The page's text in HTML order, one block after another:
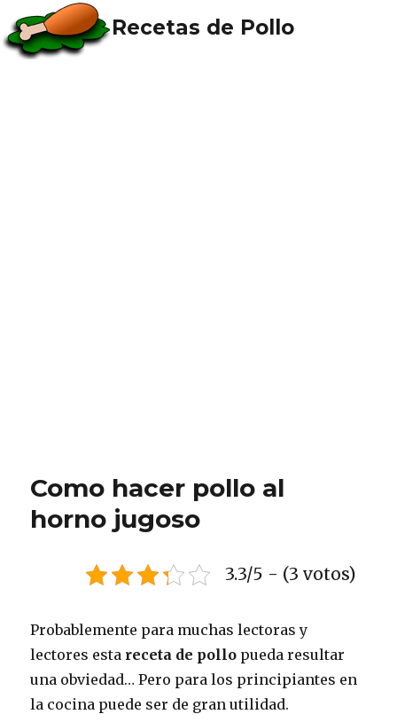
Recetas de Pollo
Como hacer pollo al
horno jugoso
3.3/5 - (3 votos)
Probablemente para muchas lectoras y
lectores esta receta de pollo pueda resultar
una obviedad… Pero para los principiantes en
la cocina puede ser de gran utilidad.